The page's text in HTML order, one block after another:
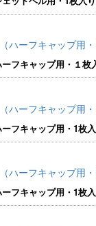
フキャップ用・１枚
フキャップ用・1枚入
フキャップ用・1枚